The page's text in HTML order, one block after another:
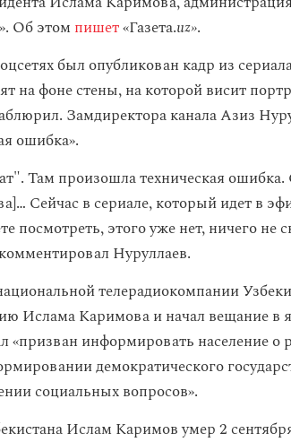
Об этом пишет«Газета.uz».
был опубликован кадр из
на фоне стены, на которой висит
Замдиректора канала Азиз
ошибка».
Там произошла техническая ошибка.
Сейчас в сериале, который идет в
посмотреть, этого уже нет, ничего
Нуруллаев.
телерадиокомпании
Ислама Каримова и начал вещание в
«призван информировать население о
демократического
социальных вопросов».
Ислам Каримов умер 2